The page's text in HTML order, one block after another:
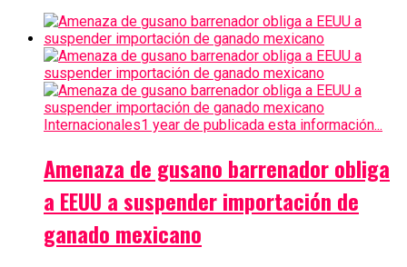
Internacionales1 year de publicada esta información...
Amenaza de gusano barrenador obliga
a EEUU a suspender importación de
ganado mexicano